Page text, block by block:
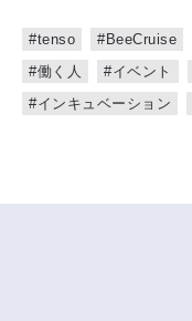
#tenso #BeeCruise
#働く人
#イベント
#インキュベーション